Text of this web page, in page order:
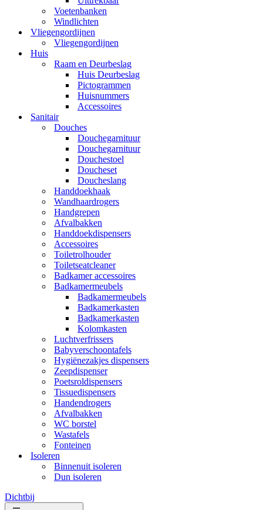
Voetenbanken
Windlichten
Vliegengordijnen
Vliegengordijnen
Huis
Raam en Deurbeslag
Huis Deurbeslag
Pictogrammen
Huisnummers
Accessoires
Sanitair
Douches
Douchegarnituur
Douchegarnituur
Douchestoel
Doucheset
Doucheslang
Handdoekhaak
Wandhaardrogers
Handgrepen
Afvalbakken
Handdoekdispensers
Accessoires
Toiletrolhouder
Toiletseatcleaner
Badkamer accessoires
Badkamermeubels
Badkamermeubels
Badkamerkasten
Badkamerkasten
Kolomkasten
Luchtverfrissers
Babyverschoontafels
Hygiënezakjes dispensers
Zeepdispenser
Poetsroldispensers
Tissuedispensers
Handendrogers
Afvalbakken
WC borstel
Wastafels
Fonteinen
Isoleren
Binnenuit isoleren
Dun isoleren
Dichtbij